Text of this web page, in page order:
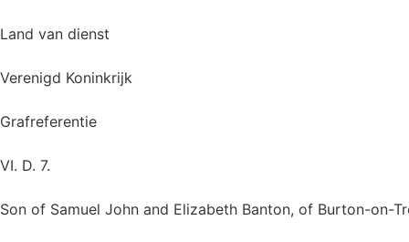
Land van dienst
Verenigd Koninkrijk
Grafreferentie
VI. D. 7.
Son of Samuel John and Elizabeth Banton, of Burton-on-